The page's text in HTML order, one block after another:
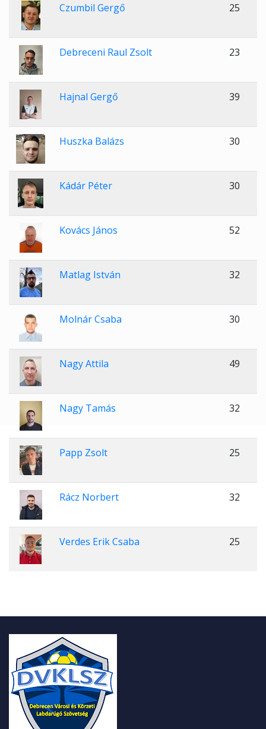
Czumbil Gergő 25
Debreceni Raul Zsolt 23
Hajnal Gergő 39
Huszka Balázs 30
Kádár Péter 30
Kovács János 52
Matlag István 32
Molnár Csaba 30
Nagy Attila 49
Nagy Tamás 32
Papp Zsolt 25
Rácz Norbert 32
Verdes Erik Csaba 25